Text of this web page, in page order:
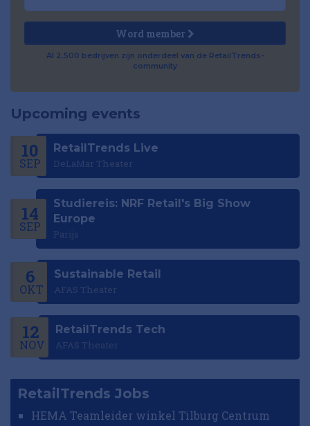
Word member
Al 2.500 bedrijven zijn onderdeel van de RetailTrends-
community
Upcoming events
10
SEP
RetailTrends Live
DeLaMar Theater
14
SEP
Studiereis: NRF Retail's Big Show
Europe
Parijs
6
OKT
Sustainable Retail
AFAS Theater
12
NOV
RetailTrends Tech
AFAS Theater
RetailTrends Jobs
HEMA Teamleider winkel Tilburg Centrum